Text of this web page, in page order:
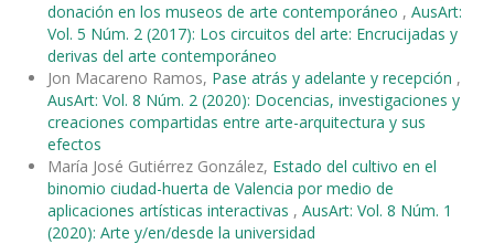
donación en los museos de arte contemporáneo , AusArt:
Vol. 5 Núm. 2 (2017): Los circuitos del arte: Encrucijadas y
derivas del arte contemporáneo
Jon Macareno Ramos, Pase atrás y adelante y recepción ,
AusArt: Vol. 8 Núm. 2 (2020): Docencias, investigaciones y
creaciones compartidas entre arte-arquitectura y sus
efectos
María José Gutiérrez González, Estado del cultivo en el
binomio ciudad-huerta de Valencia por medio de
aplicaciones artísticas interactivas , AusArt: Vol. 8 Núm. 1
(2020): Arte y/en/desde la universidad